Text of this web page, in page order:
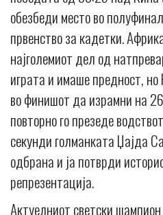
обезбеди место во
првенство за кадетки.
најголемиот дел од
играта и имаше предност,
во финишот да израмни на
повторно го презеде
секунди голманката Џајда
одбрана и ја потврди
репрезентација.
Актуелниот светски